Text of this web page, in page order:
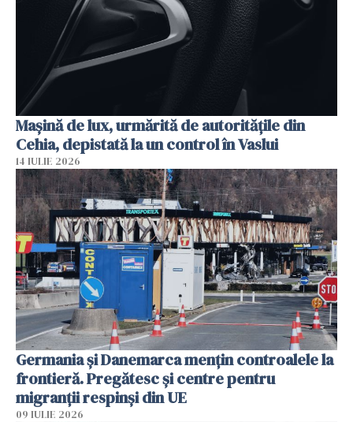
Mașină de lux, urmărită de autoritățile din
Cehia, depistată la un control în Vaslui
14 IULIE 2026
Germania și Danemarca mențin controalele la
frontieră. Pregătesc și centre pentru
migranții respinși din UE
09 IULIE 2026